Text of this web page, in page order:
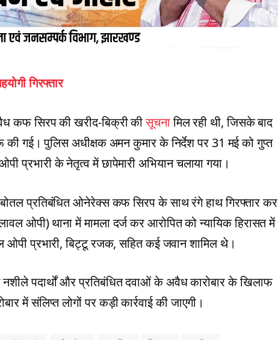
गिरफ्तार
कफ सिरप की खरीद-बिक्री कीसूचनामिल रही थी, जिसके बाद
की गई। पुलिस अधीक्षक अमन कुमार के निर्देश पर 31 मई को गुप्त
प्रभारी के नेतृत्व में छापेमारी अभियान चलाया गया।
बोतल प्रतिबंधित ओनेरेक्स कफ सिरप के साथ रंगे हाथ गिरफ्तार कर
ओपी) थाना में मामला दर्ज कर आरोपित को न्यायिक हिरासत में
ओपी प्रभारी, बिट्टू रजक, सहित कई जवान शामिल थे।
पदार्थों और प्रतिबंधित दवाओं के अवैध कारोबार के खिलाफ
में संलिप्त लोगों पर कड़ी कार्रवाई की जाएगी।